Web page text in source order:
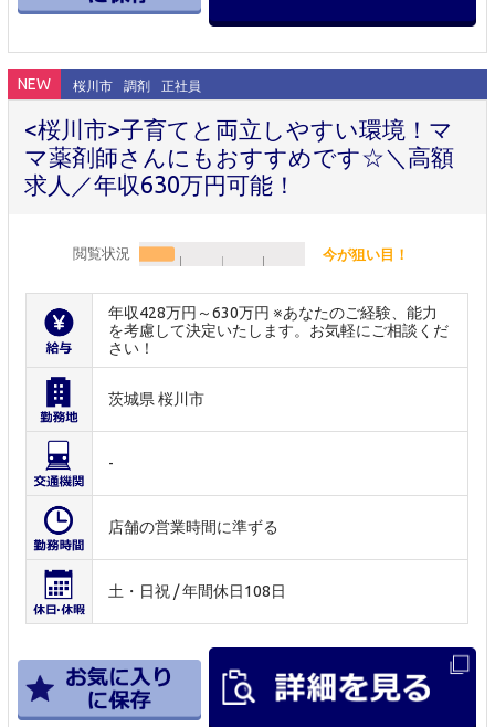
NEW 桜川市 調剤 正社員
<桜川市>子育てと両立しやすい環境！マ
マ薬剤師さんにもおすすめです☆＼高額
求人／年収630万円可能！
閲覧状況 今が狙い目！
年収428万円～630万円 ※あなたのご経験、能力
を考慮して決定いたします。お気軽にご相談くだ
さい！
茨城県 桜川市
-
店舗の営業時間に準ずる
土・日祝 / 年間休日108日